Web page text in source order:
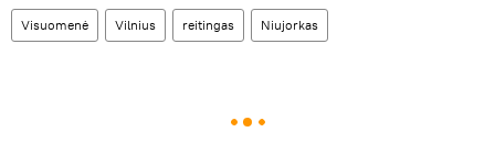
Visuomenė Vilnius reitingas Niujorkas